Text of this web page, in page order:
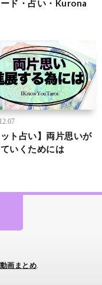
ド・占い・Kurona
ット占い】両片思いが
いくためには
画まとめ.